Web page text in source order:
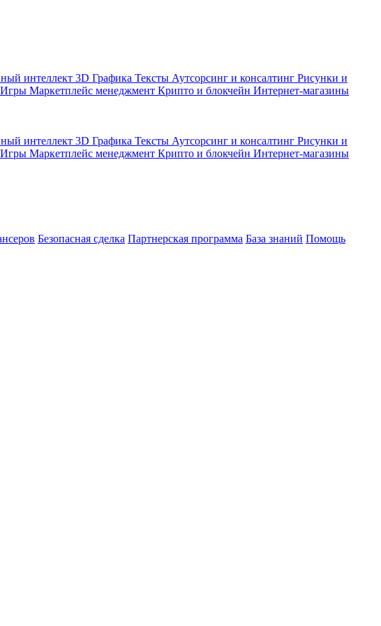
интеллект 3D Графика Тексты Аутсорсинг и консалтинг Рисунки и
Игры Маркетплейс менеджмент Крипто и блокчейн Интернет-магазины
интеллект 3D Графика Тексты Аутсорсинг и консалтинг Рисунки и
Игры Маркетплейс менеджмент Крипто и блокчейн Интернет-магазины
Безопасная сделка Партнерская программа База знаний Помощь